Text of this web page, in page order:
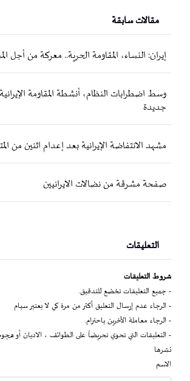
مقالات سابقة
إيران: النساء، المقاومة الحرية.. معركة من أجل
وسط اضطرابات النظام، أنشطة المقاومة
جديدة
مشهد الانتفاضة الإيرانية بعد إعدام اثنين من
صفحة مشرقة من نضالات الايرانيين
التعليقات
شروط التعليقات
- جميع التعليقات تخضع للتدقيق.
- الرجاء عدم إرسال التعليق أكثر من مرة كي لا يعتبر سبام
- الرجاء معاملة الآخرين باحترام.
- التعليقات التي تحوي تحريضاً على الطوائف ، الاديان أو
نشرها
الاسم